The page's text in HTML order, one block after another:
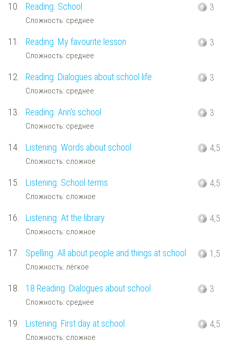
10. Reading. School
Сложность: среднее
3
11. Reading. My favourite lesson
Сложность: среднее
3
12. Reading. Dialogues about school life
Сложность: среднее
3
13. Reading. Ann's school
Сложность: среднее
3
14. Listening. Words about school
Сложность: сложное
4,5
15. Listening. School terms
Сложность: сложное
4,5
16. Listening. At the library
Сложность: сложное
4,5
17. Spelling. All about people and things at school
Сложность: лёгкое
1,5
18. 18 Reading. Dialogues about school
Сложность: среднее
3
19. Listening. First day at school
Сложность: сложное
4,5